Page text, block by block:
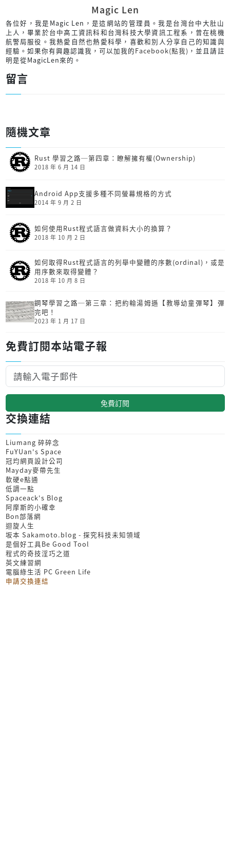
Magic Len
各位好，我是Magic Len，是這網站的管理員。我是台灣台中大肚山
上人，畢業於台中高工資訊科和台灣科技大學資訊工程系，曾在桃機
航警局服役。我熱愛自然也熱愛科學，喜歡和別人分享自己的知識與
經驗。如果你有興趣認識我，可以加我的Facebook(點我) ，並且請註
明是從MagicLen來的。
留言
隨機文章
Rust 學習之路─第四章：瞭解擁有權(Ownership)
2018 年 6 月 14 日
Android App支援多種不同螢幕規格的方式
2014 年 9 月 2 日
如何使用Rust程式語言做資料大小的換算？
2018 年 10 月 2 日
如何取得Rust程式語言的列舉中變體的序數(ordinal)，或是
用序數來取得變體？
2018 年 10 月 8 日
鋼琴學習之路─第三章：把約翰湯姆遜【教導幼童彈琴】彈
完吧！
2023 年 1 月 17 日
免費訂閱本站電子報
免費訂閱
交換連結
Liumang 碎碎念
FuYUan's Space
冠均網頁設計公司
Mayday麥帶先生
軟硬e點通
低調一點
Spaceack's Blog
阿摩斯的小確幸
Bon部落網
迴旋人生
坂本 Sakamoto.blog - 探究科技未知領域
是個好工具Be Good Tool
程式的奇技淫巧之道
英文練習網
電腦綠生活 PC Green Life
申請交換連結